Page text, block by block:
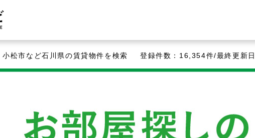
小松市など石川県の賃貸物件を検索登録件数：16,354件/最終更新